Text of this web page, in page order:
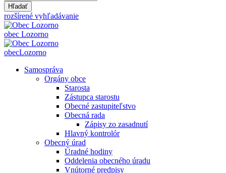
Hľadať
rozšírené vyhľadávanie
obec Lozorno
obecLozorno
Samospráva
Orgány obce
Starosta
Zástupca starostu
Obecné zastupiteľstvo
Obecná rada
Zápisy zo zasadnutí
Hlavný kontrolór
Obecný úrad
Úradné hodiny
Oddelenia obecného úradu
Vnútorné predpisy